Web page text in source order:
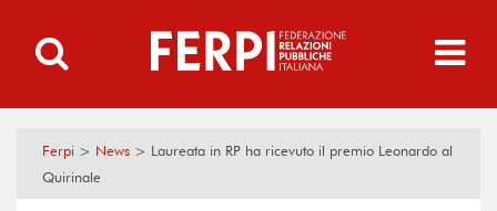
Ferpi > News > Laureata in RP ha ricevuto il premio Leonardo al
Quirinale